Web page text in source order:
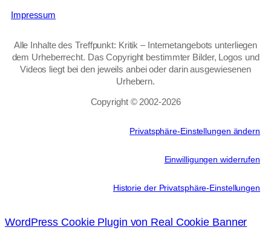
Impressum
Alle Inhalte des Treffpunkt: Kritik – Internetangebots unterliegen
dem Urheberrecht. Das Copyright bestimmter Bilder, Logos und
Videos liegt bei den jeweils anbei oder darin ausgewiesenen
Urhebern.
Copyright © 2002‑2026
Privatsphäre-Einstellungen ändern
Einwilligungen widerrufen
Historie der Privatsphäre-Einstellungen
WordPress Cookie Plugin von Real Cookie Banner